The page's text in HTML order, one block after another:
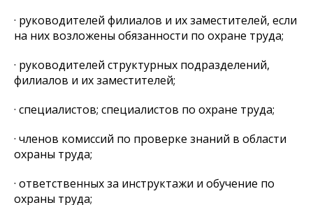
· руководителей филиалов и их заместителей, если
на них возложены обязанности по охране труда;
· руководителей структурных подразделений,
филиалов и их заместителей;
· специалистов; специалистов по охране труда;
· членов комиссий по проверке знаний в области
охраны труда;
· ответственных за инструктажи и обучение по
охраны труда;